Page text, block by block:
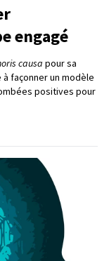
engagé
causa pour sa
façonner un modèle
positives pour